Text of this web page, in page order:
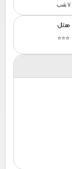
7 شب
هتل
⭐⭐⭐